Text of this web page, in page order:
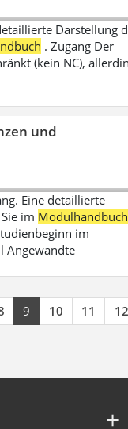
Darstellung
. Zugang Der
(kein NC),
und
Eine detaillierte
im Modulhandbuch
im
Angewandte
9 10 11 12